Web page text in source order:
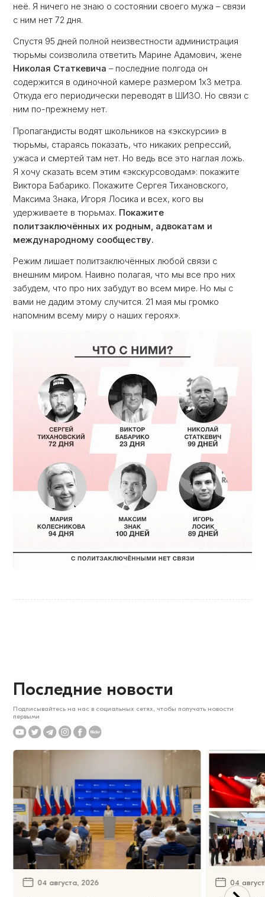
неё. Я ничего не знаю о состоянии своего мужа – связи
с ним нет 72 дня.
Спустя 95 дней полной неизвестности администрация
тюрьмы соизволила ответить Марине Адамович, жене
Николая Статкевича – последние полгода он
содержится в одиночной камере размером 1х3 метра.
Откуда его периодически переводят в ШИЗО. Но связи с
ним по-прежнему нет.
Пропагандисты водят школьников на «экскурсии» в
тюрьмы, стараясь показать, что никаких репрессий,
ужаса и смертей там нет. Но ведь все это наглая ложь.
Я хочу сказать всем этим «экскурсоводам»: покажите
Виктора Бабарико. Покажите Сергея Тихановского,
Максима Знака, Игоря Лосика и всех, кого вы
удерживаете в тюрьмах. Покажите
политзаключённых их родным, адвокатам и
международному сообществу.
Режим лишает политзаключённых любой связи с
внешним миром. Наивно полагая, что мы все про них
забудем, что про них забудут во всем мире. Но мы с
вами не дадим этому случится. 21 мая мы громко
напомним всему миру о наших героях».
Последние новости
Подписывайтесь на нас в социальных сетях, чтобы получать новости
первыми
04 августа, 2026 04